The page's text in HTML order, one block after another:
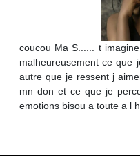
coucou Ma S...... t
malheureusement ce
autre que je ressent j
mn don et ce que je
emotions bisou a toute a l